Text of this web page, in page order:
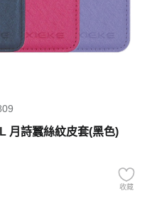
月詩蠶絲紋皮套(黑色)
收藏